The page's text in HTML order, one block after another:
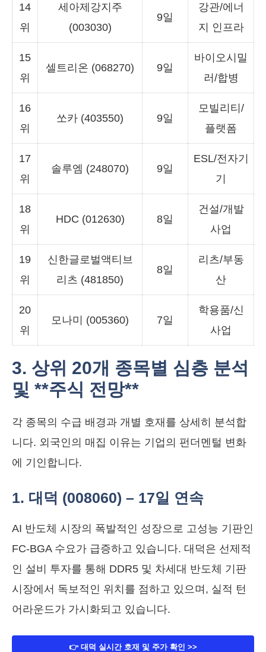
14
위
세아제강지주
(003030)
9일
강관/에너
지 인프라
15
위
셀트리온 (068270) 9일
바이오시밀
러/합병
16
위
쏘카 (403550) 9일
모빌리티/
플랫폼
17
위
솔루엠 (248070) 9일
ESL/전자기
기
18
위
HDC (012630) 8일
건설/개발
사업
19
위
신한글로벌액티브
리츠 (481850)
8일
리츠/부동
산
20
위
모나미 (005360) 7일
학용품/신
사업
3. 상위 20개 종목별 심층 분석
및 **주식 전망**
각 종목의 수급 배경과 개별 호재를 상세히 분석합
니다. 외국인의 매집 이유는 기업의 펀더멘털 변화
에 기인합니다.
1. 대덕 (008060) – 17일 연속
AI 반도체 시장의 폭발적인 성장으로 고성능 기판인
FC-BGA 수요가 급증하고 있습니다. 대덕은 선제적
인 설비 투자를 통해 DDR5 및 차세대 반도체 기판
시장에서 독보적인 위치를 점하고 있으며, 실적 턴
어라운드가 가시화되고 있습니다.
👉 대덕 실시간 호재 및 주가 확인 >>